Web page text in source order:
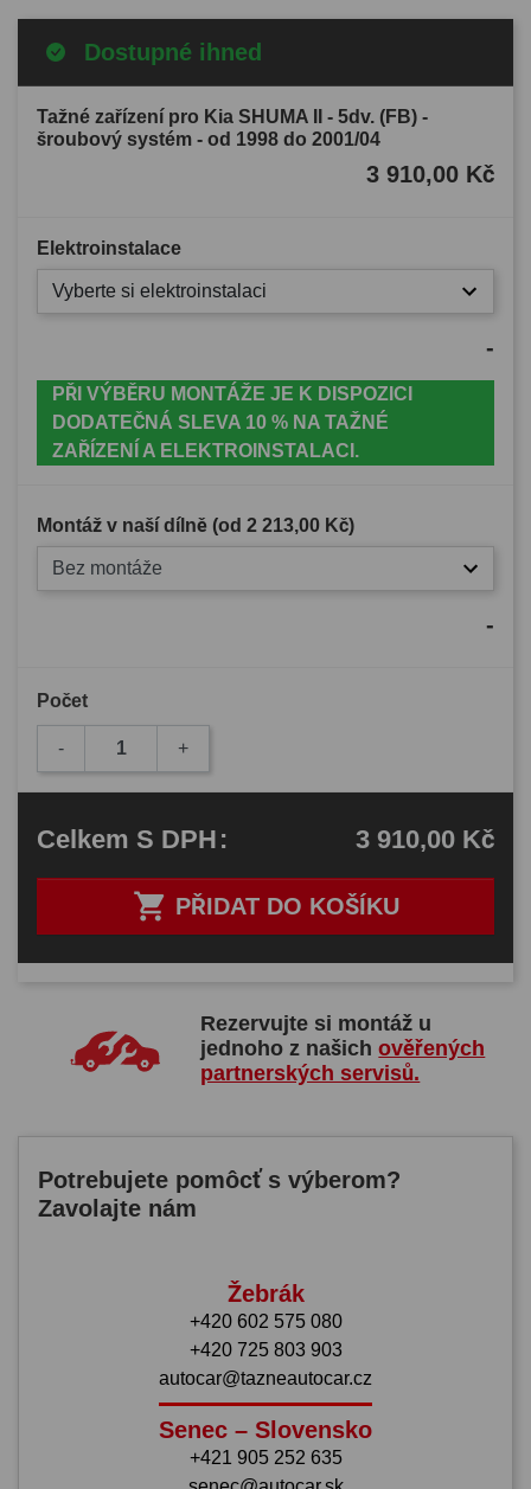
Dostupné ihned
Tažné zařízení pro Kia SHUMA II - 5dv. (FB) -
šroubový systém - od 1998 do 2001/04
3 910,00 Kč
Elektroinstalace
Vyberte si elektroinstalaci
-
PŘI VÝBĚRU MONTÁŽE JE K DISPOZICI
DODATEČNÁ SLEVA 10 % NA TAŽNÉ
ZAŘÍZENÍ A ELEKTROINSTALACI.
Montáž v naší dílně (od 2 213,00 Kč)
Bez montáže
-
Počet
- +
 PŘIDAT DO KOŠÍKU
Celkem S DPH: 3 910,00 Kč
Rezervujte si montáž u
jednoho z našichověřených
partnerských servisů.
Potrebujete pomôcť s výberom?
Zavolajte nám
Žebrák
+420 602 575 080
+420 725 803 903
autocar@tazneautocar.cz
Senec – Slovensko
+421 905 252 635